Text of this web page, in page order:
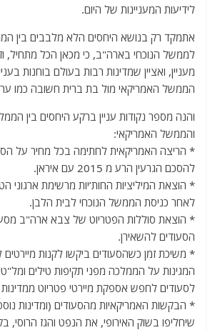
לידיעות המעניינות של היום.
אתמקד רק בנושא היחסים הלא מלבבים בין
לממשל הנוכחי בארה"ב, כי מכאן הכל מתחיל,
מעניין, ואציין שמדינות רבות בעולם בוחנות
הממשל האמריקאי מול בת ברית חשובה כמו
והנה מספר נקודות עניין ברקע היחסים בין
והממשל האמריקאי:
* הריצה האמריקאית לחתימה בכל מחיר על
להסכם הגרעין הרע מ 2015 עם איראן.
* הוצאת המיליציות החות’יות מרשימת ארגוני
לאחר כניסת הממשל הנוכחי לבית הלבן.
* הוצאת סוללות הפטריוט של צבא ארה"ב
הסעודים להשאירן.
* משיכת זמן כשהסעודים ביקשו לקנות מיירטים
המגינות על הממלכה מפני תקיפות טילים
לסעודים לחפש אספקת מיירטי פטריוט
* הבקשות האמריקאיות מהסעודים (ומדינות
שיחליפו בשוק האירופי, את הנפט והגז הרוסי,